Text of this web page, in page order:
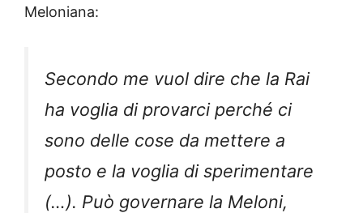
Meloniana:
Secondo me vuol dire che la Rai
ha voglia di provarci perché ci
sono delle cose da mettere a
posto e la voglia di sperimentare
(…). Può governare la Meloni,